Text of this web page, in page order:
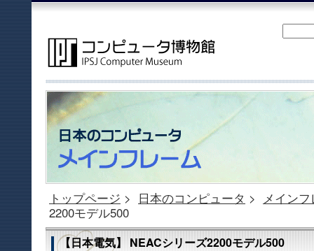
トップページ > 日本のコンピュータ > メイン
2200モデル500
【日本電気】 NEACシリーズ2200モデル500